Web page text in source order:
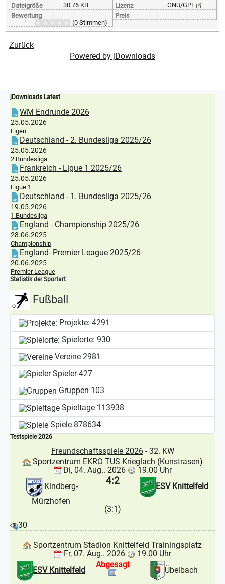
Dateigröße
30.76 KB
Bewertung
(0 Stimmen)
Lizenz
GNU/GPL
Preis
Zurück
Powered by jDownloads
jDownloads Latest
WM Endrunde 2026
25.05.2026
Ligen
Deutschland - 2. Bundesliga 2025/26
25.05.2026
2.Bundesliga
Frankreich - Ligue 1 2025/26
25.05.2026
Ligue 1
Deutschland - 1. Bundesliga 2025/26
19.05.2026
1.Bundesliga
England - Championship 2025/26
28.06.2025
Championship
England- Premier League 2025/26
20.06.2025
Premier League
Statistik der Sportart
Fußball
Projekte: 4291
Spielorte: 930
Vereine 2981
Spieler427
Gruppen 103
Spieltage 113938
Spiele 878634
Testspiele 2026
Freundschaftsspiele 2026- 32. KW
Sportzentrum EKRO TUS Krieglach (Kunstrasen)
Di, 04. Aug.. 2026
19.00 Uhr
Kindberg-
Mürzhofen
ESV Knittelfeld
4:2
(3:1)
30
Sportzentrum Stadion Knittelfeld Trainingsplatz
Fr, 07. Aug.. 2026
19.00 Uhr
ESV Knittelfeld
Übelbach
Abgesagt